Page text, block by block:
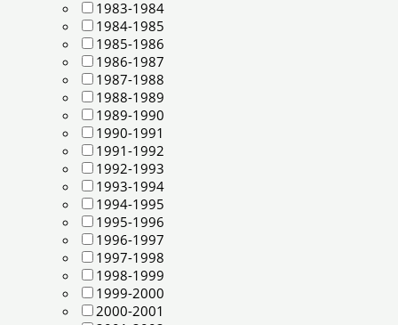
1983-1984
1984-1985
1985-1986
1986-1987
1987-1988
1988-1989
1989-1990
1990-1991
1991-1992
1992-1993
1993-1994
1994-1995
1995-1996
1996-1997
1997-1998
1998-1999
1999-2000
2000-2001